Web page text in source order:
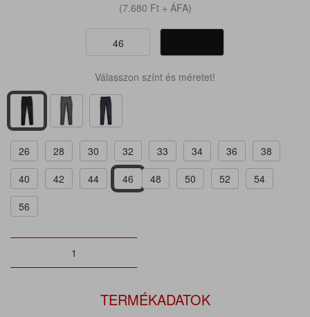
(7.680 Ft+ ÁFA)
46
Válasszon színt és méretet!
26 28 30 32 33 34 36
38
40
42 44 46 48 50 52
54
56
TERMÉKADATOK